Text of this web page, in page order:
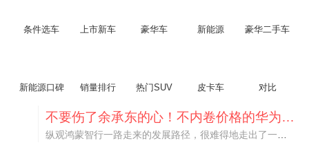
条件选车 上市新车 豪华车 新能源 豪华二手车
新能源口碑 销量排行 热门SUV 皮卡车 对比
不要伤了余承东的心！不内卷价格的华为，弥足珍贵！